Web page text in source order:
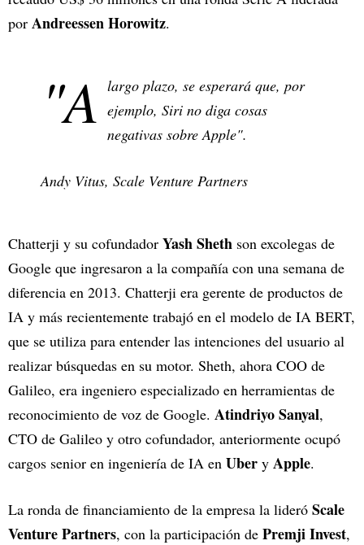
por Andreessen Horowitz.
"A largo plazo, se esperará que, por
ejemplo, Siri no diga cosas
negativas sobre Apple".
Andy Vitus, Scale Venture Partners
Chatterji y su cofundador Yash Sheth son excolegas de
Google que ingresaron a la compañía con una semana de
diferencia en 2013. Chatterji era gerente de productos de
IA y más recientemente trabajó en el modelo de IA BERT,
que se utiliza para entender las intenciones del usuario al
realizar búsquedas en su motor. Sheth, ahora COO de
Galileo, era ingeniero especializado en herramientas de
reconocimiento de voz de Google. Atindriyo Sanyal,
CTO de Galileo y otro cofundador, anteriormente ocupó
cargos senior en ingeniería de IA en Uber y Apple.
La ronda de financiamiento de la empresa la lideró Scale
Venture Partners, con la participación de Premji Invest,